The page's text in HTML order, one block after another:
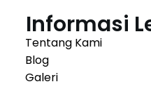
Informasi
Tentang Kami
Blog
Galeri